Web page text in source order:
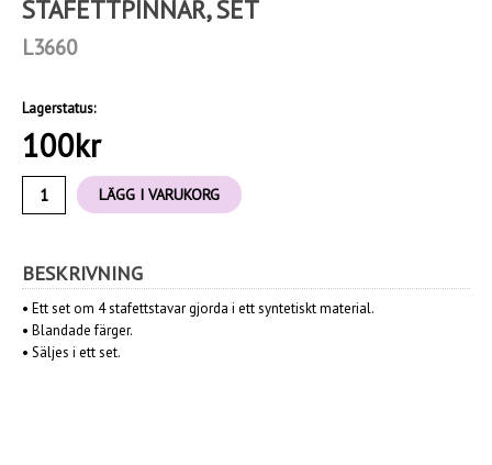
STAFETTPINNAR, SET
L3660
Lagerstatus:
100kr
LÄGG I VARUKORG
BESKRIVNING
• Ett set om 4 stafettstavar gjorda i ett syntetiskt material.
• Blandade färger.
• Säljes i ett set.